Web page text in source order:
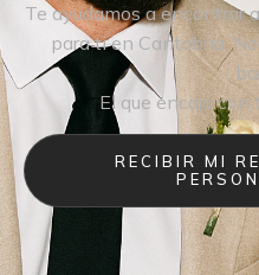
Te ayudamos a encontrar
para ti en Cantabria.
El que encaja
RECIBIR MI